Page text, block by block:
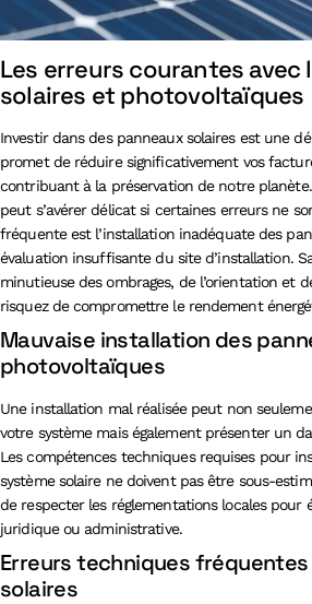
Les erreurs courantes avec
solaires et photovoltaïques
Investir dans des panneaux solaires est une
promet de réduire significativement vos
contribuant à la préservation de notre
peut s’avérer délicat si certaines erreurs ne
fréquente est l’installation inadéquate des
évaluation insuffisante du site d’installation.
minutieuse des ombrages, de l’orientation et
risquez de compromettre le rendement
Mauvaise installation des
photovoltaïques
Une installation mal réalisée peut non
votre système mais également présenter un
Les compétences techniques requises pour
système solaire ne doivent pas être sous-
de respecter les réglementations locales pour
juridique ou administrative.
Erreurs techniques
solaires